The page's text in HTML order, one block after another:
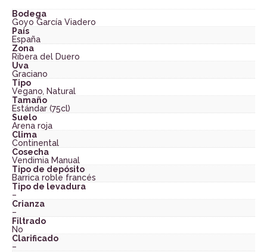
Bodega
Goyo García Viadero
País
España
Zona
Ribera del Duero
Uva
Graciano
Tipo
Vegano Natural
Tamaño
Estándar (75cl)
Suelo
Arena roja
Clima
Continental
Cosecha
Vendimia Manual
Tipo de depósito
Barrica roble francés
Tipo de levadura
–
Crianza
–
Filtrado
No
Clarificado
–